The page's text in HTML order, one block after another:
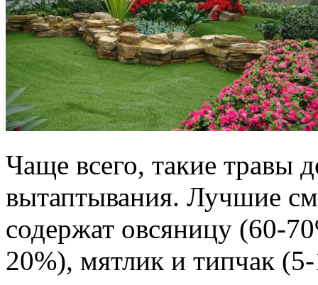
Чаще всего, такие травы
вытаптывания. Лучшие
содержат овсяницу (60-
20%), мятлик и типчак